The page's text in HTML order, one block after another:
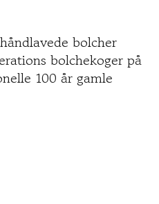
bolchekoger på
100 år gamle